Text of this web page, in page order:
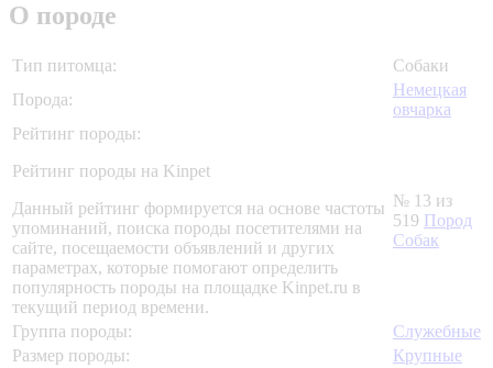
О породе
Тип питомца:
Собаки
Порода:
Немецкая
овчарка
Рейтинг породы:
Рейтинг породы на Kinpet
Данный рейтинг формируется на основе частоты
упоминаний, поиска породы посетителями на
сайте, посещаемости объявлений и других
параметрах, которые помогают определить
популярность породы на площадке Kinpet.ru в
текущий период времени.
№ 13 из
519 Пород
Собак
Группа породы:
Служебные
Размер породы:
Крупные